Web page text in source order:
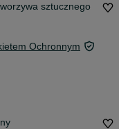
sztucznego
Ochronnym